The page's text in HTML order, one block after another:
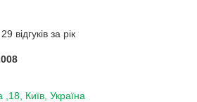
відгуків за рік
,18, Київ, Україна